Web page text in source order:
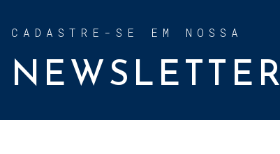
CADASTRE-SE EM NOSSA
NEWSLETTER